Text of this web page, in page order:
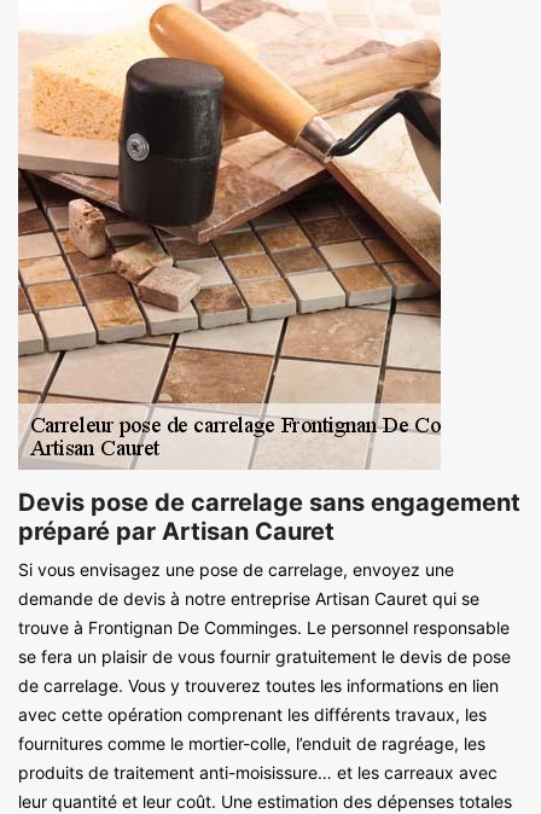
Devis pose de carrelage sans engagement
préparé par Artisan Cauret
Si vous envisagez une pose de carrelage, envoyez une
demande de devis à notre entreprise Artisan Cauret qui se
trouve à Frontignan De Comminges. Le personnel responsable
se fera un plaisir de vous fournir gratuitement le devis de pose
de carrelage. Vous y trouverez toutes les informations en lien
avec cette opération comprenant les différents travaux, les
fournitures comme le mortier-colle, l’enduit de ragréage, les
produits de traitement anti-moisissure… et les carreaux avec
leur quantité et leur coût. Une estimation des dépenses totales